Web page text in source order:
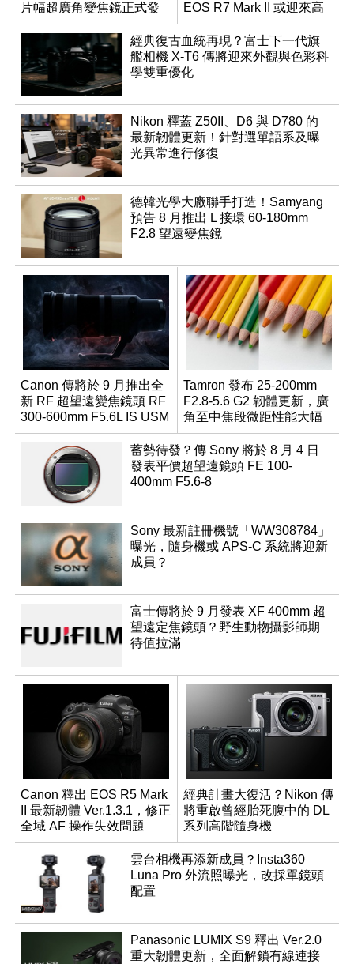
片幅超廣角變焦鏡正式發
表
EOS R7 Mark II 或迎來高
速讀出升級
經典復古血統再現？富士下一代旗
艦相機 X-T6 傳將迎來外觀與色彩科
學雙重優化
Nikon 釋蓋 Z50II、D6 與 D780 的
最新韌體更新！針對選單語系及曝
光異常進行修復
德韓光學大廠聯手打造！Samyang
預告 8 月推出 L 接環 60-180mm
F2.8 望遠變焦鏡
Canon 傳將於 9 月推出全
新 RF 超望遠變焦鏡頭 RF
300-600mm F5.6L IS USM
Tamron 發布 25-200mm
F2.8-5.6 G2 韌體更新，廣
角至中焦段微距性能大幅
升級
蓄勢待發？傳 Sony 將於 8 月 4 日
發表平價超望遠鏡頭 FE 100-
400mm F5.6-8
Sony 最新註冊機號「WW308784」
曝光，隨身機或 APS-C 系統將迎新
成員？
富士傳將於 9 月發表 XF 400mm 超
望遠定焦鏡頭？野生動物攝影師期
待值拉滿
Canon 釋出 EOS R5 Mark
II 最新韌體 Ver.1.3.1，修正
全域 AF 操作失效問題
經典計畫大復活？Nikon 傳
將重啟曾經胎死腹中的 DL
系列高階隨身機
雲台相機再添新成員？Insta360
Luna Pro 外流照曝光，改採單鏡頭
配置
Panasonic LUMIX S9 釋出 Ver.2.0
重大韌體更新，全面解鎖有線連接